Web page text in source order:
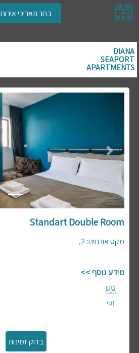
בחר תאריכי אירוח
DIANA
SEAPORT
APARTMENTS
Next
Standart Double Room
מקס אורחים:
2
,
מידע נוסף >>
זוגי